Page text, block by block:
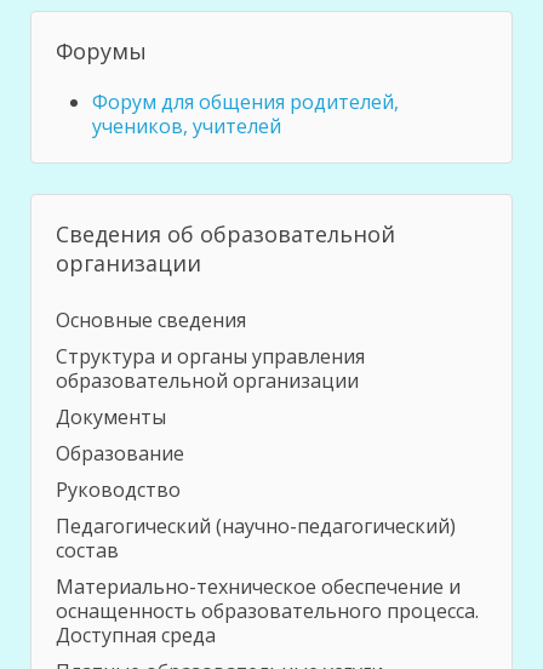
Форумы
Форум для общения родителей,
учеников, учителей
Сведения об образовательной
организации
Основные сведения
Структура и органы управления
образовательной организации
Документы
Образование
Руководство
Педагогический (научно-педагогический)
состав
Материально-техническое обеспечение и
оснащенность образовательного процесса.
Доступная среда